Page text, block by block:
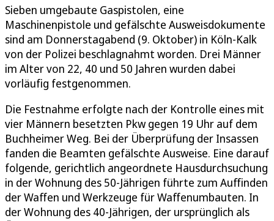
Sieben umgebaute Gaspistolen, eine
Maschinenpistole und gefälschte Ausweisdokumente
sind am Donnerstagabend (9. Oktober) in Köln-Kalk
von der Polizei beschlagnahmt worden. Drei Männer
im Alter von 22, 40 und 50 Jahren wurden dabei
vorläufig festgenommen.
Die Festnahme erfolgte nach der Kontrolle eines mit
vier Männern besetzten Pkw gegen 19 Uhr auf dem
Buchheimer Weg. Bei der Überprüfung der Insassen
fanden die Beamten gefälschte Ausweise. Eine darauf
folgende, gerichtlich angeordnete Hausdurchsuchung
in der Wohnung des 50-Jährigen führte zum Auffinden
der Waffen und Werkzeuge für Waffenumbauten. In
der Wohnung des 40-Jährigen, der ursprünglich als